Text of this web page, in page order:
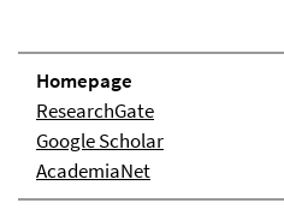
Homepage
ResearchGate
Google Scholar
AcademiaNet